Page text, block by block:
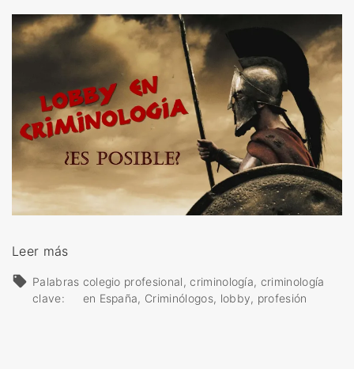
Leer más«
Palabras
clave:
colegio profesional criminología criminología
en España
Criminólogos lobby profesión